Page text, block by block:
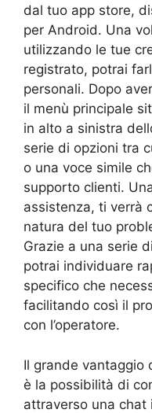
dal tuo app store,
per Android. Una
utilizzando le tue
registrato, potrai
personali. Dopo
il menù principale
in alto a sinistra
serie di opzioni tra
o una voce simile
supporto clienti.
assistenza, ti verrà
natura del tuo
Grazie a una serie
potrai individuare
specifico che
facilitando così il
con l’operatore.
Il grande vantaggio
è la possibilità di
attraverso una chat